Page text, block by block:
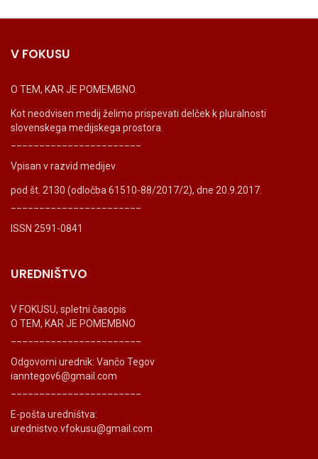
V FOKUSU
O TEM, KAR JE POMEMBNO.
Kot neodvisen medij želimo prispevati delček k pluralnosti
slovenskega medijskega prostora.
Vpisan v razvid medijev
pod št. 2130 (odločba 61510-88/2017/2), dne 20.9.2017.
ISSN 2591-0841
UREDNIŠTVO
V FOKUSU, spletni časopis
O TEM, KAR JE POMEMBNO
Odgovorni urednik: Vančo Tegov
ianntegov6@gmail.com
E-pošta uredništva:
urednistvo.vfokusu@gmail.com